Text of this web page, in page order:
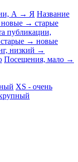
А → Я Название
новые → старые
публикации,
→ новые
низкий →
Посещения, мало →
XS - очень